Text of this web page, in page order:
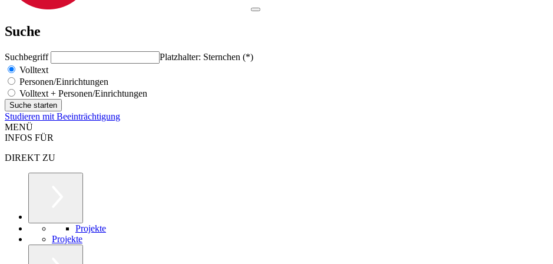
Suche
Suchbegriff
Platzhalter: Sternchen (*)
Volltext
Personen/Einrichtungen
Volltext + Personen/Einrichtungen
Studieren mit Beeinträchtigung
MENÜ
INFOS FÜR
DIREKT ZU
Projekte
Projekte